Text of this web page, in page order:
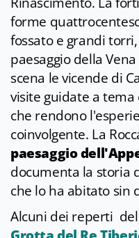
forme
fossato e grandi
paesaggio della
scena le vicende di
visite guidate a
che rendono
coinvolgente. La
paesaggio
documenta la storia
che lo ha abitato sin
Alcuni dei reperti